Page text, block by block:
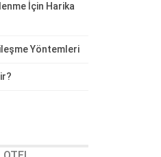
İçin Harika
Yöntemleri